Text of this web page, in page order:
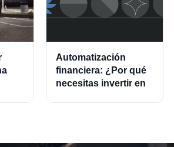
Automatización
financiera: ¿Por qué
necesitas invertir en